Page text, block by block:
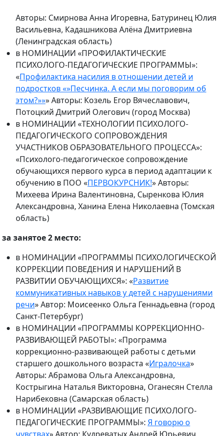
Авторы: Смирнова Анна Игоревна, Батуринец Юлия
Васильевна, Кадашникова Алёна Дмитриевна
(Ленинградская область)
в НОМИНАЦИИ «ПРОФИЛАКТИЧЕСКИЕ
ПСИХОЛОГО-ПЕДАГОГИЧЕСКИЕ ПРОГРАММЫ»:
«Профилактика насилия в отношении детей и
подростков «»Песчинка. А если мы поговорим об
этом?»»» Авторы: Козель Егор Вячеславович,
Потоцкий Дмитрий Олегович (город Москва)
в НОМИНАЦИИ «ТЕХНОЛОГИИ ПСИХОЛОГО-
ПЕДАГОГИЧЕСКОГО СОПРОВОЖДЕНИЯ
УЧАСТНИКОВ ОБРАЗОВАТЕЛЬНОГО ПРОЦЕССА»:
«Психолого-педагогическое сопровождение
обучающихся первого курса в период адаптации к
обучению в ПОО «ПЕРВОКУРСНИК!» Авторы:
Михеева Ирина Валентиновна, Сыренкова Юлия
Александровна, Ханина Елена Николаевна (Томская
область)
за занятое 2 место:
в НОМИНАЦИИ «ПРОГРАММЫ ПСИХОЛОГИЧЕСКОЙ
КОРРЕКЦИИ ПОВЕДЕНИЯ И НАРУШЕНИЙ В
РАЗВИТИИ ОБУЧАЮЩИХСЯ»: «Развитие
коммуникативных навыков у детей с нарушениями
речи» Автор: Моисеенко Ольга Геннадьевна (город
Санкт-Петербург)
в НОМИНАЦИИ «ПРОГРАММЫ КОРРЕКЦИОННО-
РАЗВИВАЮЩЕЙ РАБОТЫ»: «Программа
коррекционно-развивающей работы с детьми
старшего дошкольного возраста «Игралочка»
Авторы: Абрамова Ольга Александровна,
Кострыгина Наталья Викторовна, Оганесян Стелла
Нарибековна (Самарская область)
в НОМИНАЦИИ «РАЗВИВАЮЩИЕ ПСИХОЛОГО-
ПЕДАГОГИЧЕСКИЕ ПРОГРАММЫ»: Я говорю о